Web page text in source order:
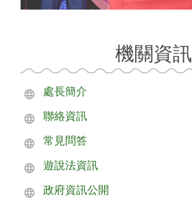
機關資訊
處長簡介
聯絡資訊
常見問答
遊說法資訊
政府資訊公開